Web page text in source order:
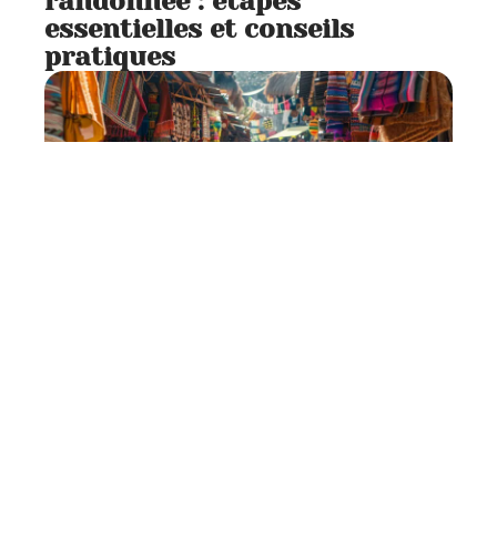
essentielles et conseils
pratiques